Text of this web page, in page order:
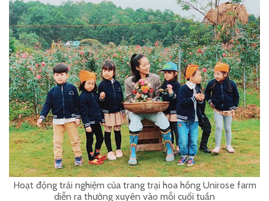
Hoạt động trải nghiệm của trang trại hoa hồng Unirose farm
diễn ra thường xuyên vào mỗi cuối tuần